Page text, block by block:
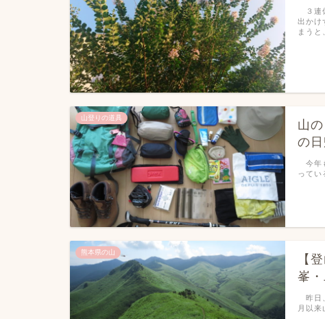
３連
出かけ
まうと
山登りの道具
山
の
今年
って
熊本県の山
【
峯
昨日
月以